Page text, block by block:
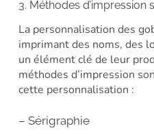
3. Méthodes
La personnalisation des
imprimant des noms, des
un élément clé de leur
méthodes d’impression
cette personnalisation :
– Sérigraphie